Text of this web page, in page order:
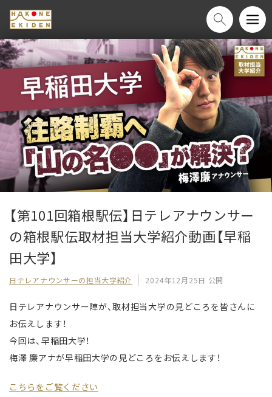
【第101回箱根駅伝】日テレアナウンサー
の箱根駅伝取材担当大学紹介動画【早稲
田大学】
日テレアナウンサーの担当大学紹介 2024年12月25日 公開
日テレアナウンサー陣が、取材担当大学の見どころを皆さんに
お伝えします！
今回は、早稲田大学！
梅澤 廉アナが早稲田大学の見どころをお伝えします！
こちらをご覧ください